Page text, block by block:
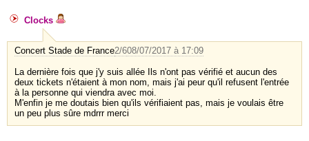
Clocks
Concert Stade de France2/608/07/2017 à 17:09
La dernière fois que j'y suis allée Ils n'ont pas vérifié et aucun des
deux tickets n'étaient à mon nom, mais j'ai peur qu'il refusent l'entrée
à la personne qui viendra avec moi.
M'enfin je me doutais bien qu'ils vérifiaient pas, mais je voulais être
un peu plus sûre mdrrr merci